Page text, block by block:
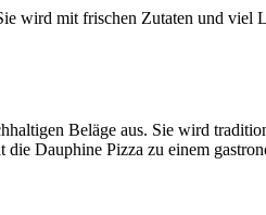
wird mit frischen Zutaten und viel
Beläge aus. Sie wird
Dauphine Pizza zu einem